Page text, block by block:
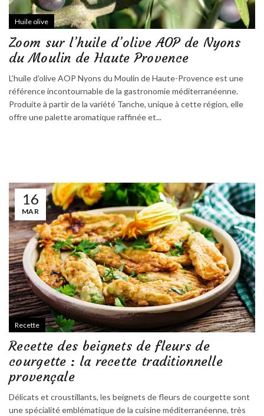
Huile olive
Zoom sur l’huile d’olive AOP de Nyons
du Moulin de Haute Provence
L’huile d’olive AOP Nyons du Moulin de Haute-Provence est une
référence incontournable de la gastronomie méditerranéenne.
Produite à partir de la variété Tanche, unique à cette région, elle
offre une palette aromatique raffinée et...
16
MAR
Recette
Recette des beignets de fleurs de
courgette : la recette traditionnelle
provençale
Délicats et croustillants, les beignets de fleurs de courgette sont
une spécialité emblématique de la cuisine méditerranéenne, très